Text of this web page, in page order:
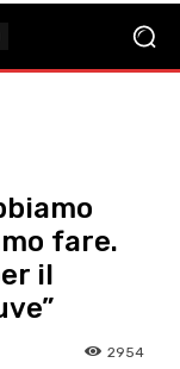
fare.
il
2954